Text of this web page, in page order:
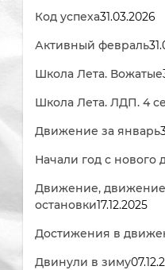
Код успеха31.03.2026
Активный февраль
Школа Лета. Вожатые
Школа Лета. ЛДП. 4
Движение за январь
Начали год с нового
Движение,
остановки17.12.2025
Достижения в
Двинули в зиму